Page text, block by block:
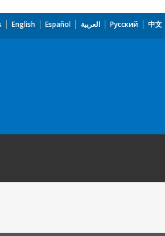
English Español العربية Русский 中文